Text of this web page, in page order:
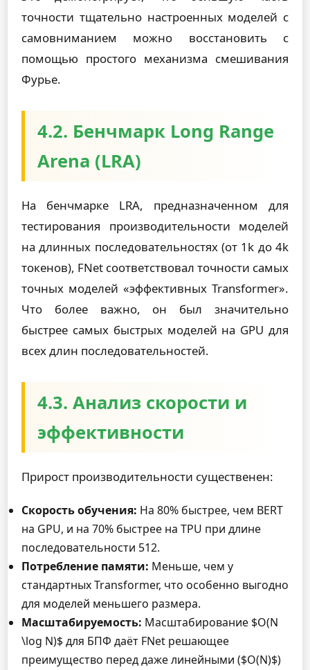
точности тщательно настроенных моделей с
самовниманием можно восстановить с
помощью простого механизма смешивания
Фурье.
4.2. Бенчмарк Long Range
Arena (LRA)
На бенчмарке LRA, предназначенном для
тестирования производительности моделей
на длинных последовательностях (от 1k до 4k
токенов), FNet соответствовал точности самых
точных моделей «эффективных Transformer».
Что более важно, он был значительно
быстрее самых быстрых моделей на GPU для
всех длин последовательностей.
4.3. Анализ скорости и
эффективности
Прирост производительности существенен:
Скорость обучения: На 80% быстрее, чем BERT
на GPU, и на 70% быстрее на TPU при длине
последовательности 512.
Потребление памяти: Меньше, чем у
стандартных Transformer, что особенно выгодно
для моделей меньшего размера.
Масштабируемость: Масштабирование $O(N
\log N)$ для БПФ даёт FNet решающее
преимущество перед даже линейными ($O(N)$)